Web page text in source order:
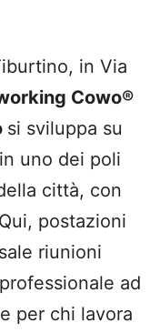
in Via
Cowo®
si sviluppa su
uno dei poli
città, con
postazioni
riunioni
ad
per chi lavora